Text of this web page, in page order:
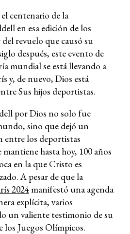
centenario de la
en esa edición de los
revuelo que causó su
después, este evento de
mundial se está llevando a
y, de nuevo, Dios está
Sus hijos deportistas.
por Dios no solo fue
sino que dejó un
entre los deportistas
hasta hoy, 100 años
en la que Cristo es
A pesar de que la
2024manifestó una agenda
explícita, varios
un valiente testimonio de su
los Juegos Olímpicos.